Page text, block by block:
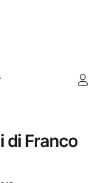
di Franco